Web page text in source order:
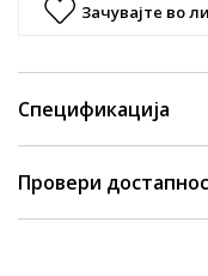
Зачувајте во
Спецификација
Провери